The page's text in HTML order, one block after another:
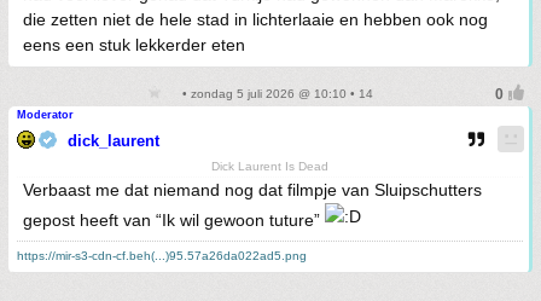
die zetten niet de hele stad in lichterlaaie en hebben ook nog
eens een stuk lekkerder eten
• zondag 5 juli 2026 @ 10:10 • 14
Moderator
dick_laurent
Dick Laurent Is Dead
Verbaast me dat niemand nog dat filmpje van Sluipschutters
gepost heeft van “Ik wil gewoon tuture”
https://mir-s3-cdn-cf.beh(...)95.57a26da022ad5.png